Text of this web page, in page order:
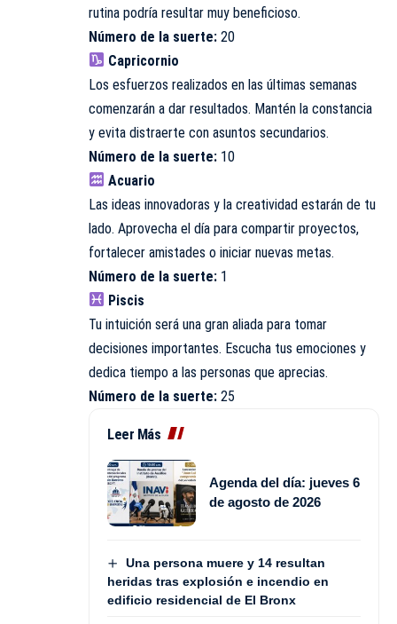
rutina podría resultar muy beneficioso.
Número de la suerte: 20
Capricornio
Los esfuerzos realizados en las últimas semanas
comenzarán a dar resultados. Mantén la constancia
y evita distraerte con asuntos secundarios.
Número de la suerte: 10
Acuario
Las ideas innovadoras y la creatividad estarán de tu
lado. Aprovecha el día para compartir proyectos,
fortalecer amistades o iniciar nuevas metas.
Número de la suerte: 1
Piscis
Tu intuición será una gran aliada para tomar
decisiones importantes. Escucha tus emociones y
dedica tiempo a las personas que aprecias.
Número de la suerte: 25
Leer Más
Agenda del día: jueves 6
de agosto de 2026
Una persona muere y 14 resultan
heridas tras explosión e incendio en
edificio residencial de El Bronx